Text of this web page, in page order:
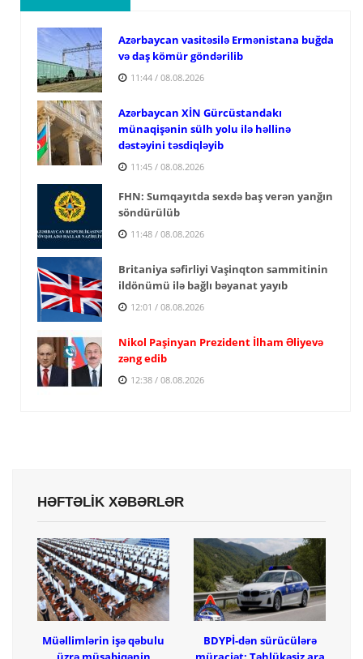
Azərbaycan vasitəsilə Ermənistana buğda
və daş kömür göndərilib
11:44 / 08.08.2026
Azərbaycan XİN Gürcüstandakı
münaqişənin sülh yolu ilə həllinə
dəstəyini təsdiqləyib
11:45 / 08.08.2026
FHN: Sumqayıtda sexdə baş verən yanğın
söndürülüb
11:48 / 08.08.2026
Britaniya səfirliyi Vaşinqton sammitinin
ildönümü ilə bağlı bəyanat yayıb
12:01 / 08.08.2026
Nikol Paşinyan Prezident İlham Əliyevə
zəng edib
12:38 / 08.08.2026
HƏFTƏLİK XƏBƏRLƏR
Müəllimlərin işə qəbulu
BDYPİ-dən sürücülərə